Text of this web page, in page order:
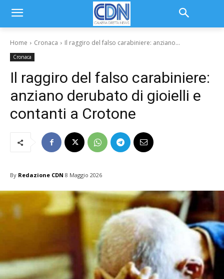
Home Cronaca Il raggiro del falso carabiniere: anziano...
Cronaca
Il raggiro del falso carabiniere:
anziano derubato di gioielli e
contanti a Crotone
By Redazione CDN 8 Maggio 2026